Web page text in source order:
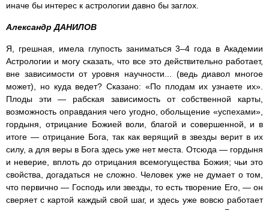
иначе бы интерес к астрологии давно бы заглох.
Александр ДАНИЛОВ
Я, грешная, имела глупость заниматься 3–4 года в Академии
Астрологии и могу сказать, что все это действительно работает,
вне зависимости от уровня научности... (ведь диавол многое
может), но куда ведет? Сказано: «По плодам их узнаете их».
Плоды эти — рабская зависимость от собственной карты,
возможность оправдания чего угодно, обольщение «успехами»,
гордыня, отрицание Божией воли, благой и совершенной, и в
итоге — отрицание Бога, так как верящий в звезды верит в их
силу, а для веры в Бога здесь уже нет места. Отсюда — гордыня
и неверие, вплоть до отрицания всемогущества Божия; чьи это
свойства, догадаться не сложно. Человек уже не думает о том,
что первично — Господь или звезды, то есть творение Его, — он
сверяет с картой каждый свой шаг, и здесь уже вовсю работает